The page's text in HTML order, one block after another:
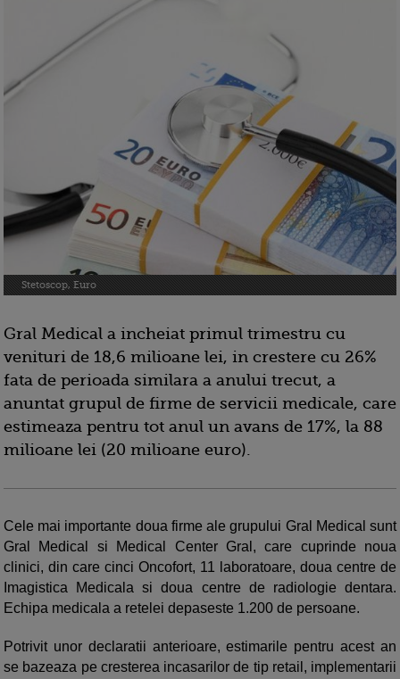
Stetoscop, Euro
Gral Medical a incheiat primul trimestru cu
venituri de 18,6 milioane lei, in crestere cu 26%
fata de perioada similara a anului trecut, a
anuntat grupul de firme de servicii medicale, care
estimeaza pentru tot anul un avans de 17%, la 88
milioane lei (20 milioane euro).
Cele mai importante doua firme ale grupului Gral Medical sunt
Gral Medical si Medical Center Gral, care cuprinde noua
clinici, din care cinci Oncofort, 11 laboratoare, doua centre de
Imagistica Medicala si doua centre de radiologie dentara.
Echipa medicala a retelei depaseste 1.200 de persoane.
Potrivit unor declaratii anterioare, estimarile pentru acest an
se bazeaza pe cresterea incasarilor de tip retail, implementarii